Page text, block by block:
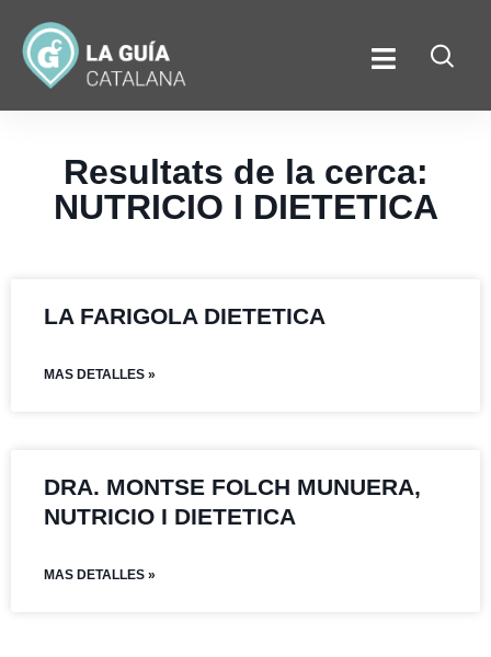
Resultats de la cerca:
NUTRICIO I DIETETICA
LA FARIGOLA DIETETICA
MAS DETALLES »
DRA. MONTSE FOLCH MUNUERA,
NUTRICIO I DIETETICA
MAS DETALLES »